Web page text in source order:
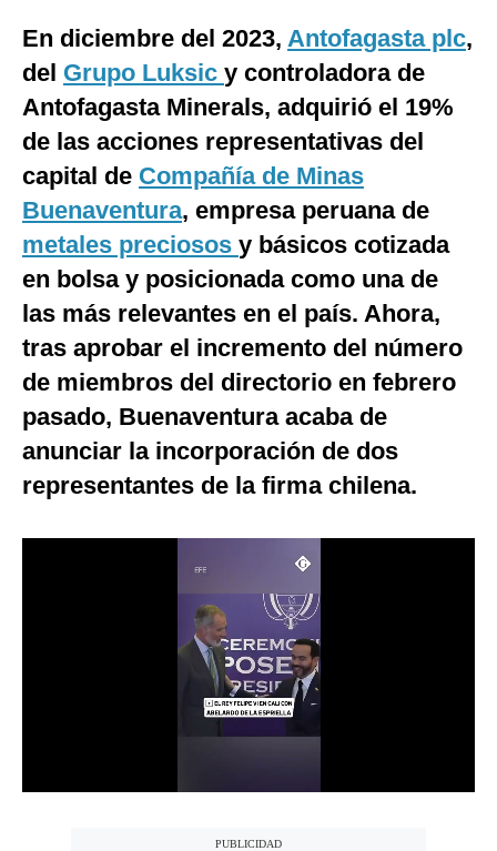
México
España
Internacional
Tecnología
Club del Suscriptor
Mix
Notas Contratadas
Podcast
En diciembre del 2023, Antofagasta plc,
del Grupo Luksic y controladora de
Antofagasta Minerals, adquirió el 19%
de las acciones representativas del
capital de Compañía de Minas
Buenaventura, empresa peruana de
metales preciosos y básicos cotizada
en bolsa y posicionada como una de
las más relevantes en el país. Ahora,
tras aprobar el incremento del número
de miembros del directorio en febrero
pasado, Buenaventura acaba de
anunciar la incorporación de dos
representantes de la firma chilena.